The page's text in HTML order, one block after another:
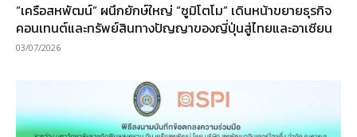
“เครือสหพัฒน์” ผนึกยักษ์ใหญ่ “ซูมิโตโม” เดินหน้าขยายธุรกิจ
คอนเทนต์และทรัพย์สินทางปัญญาของญี่ปุ่นสู่ไทยและอาเซียน
03/07/2026